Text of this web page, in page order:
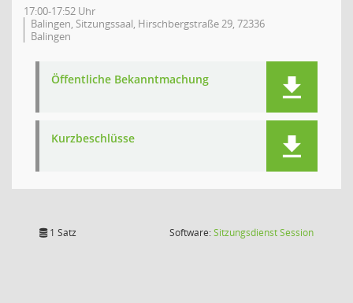
17:00-17:52 Uhr
Balingen, Sitzungssaal, Hirschbergstraße 29, 72336
Balingen
Öffentliche Bekanntmachung
Kurzbeschlüsse
1 Satz Software:SitzungsdienstSession(Wird in